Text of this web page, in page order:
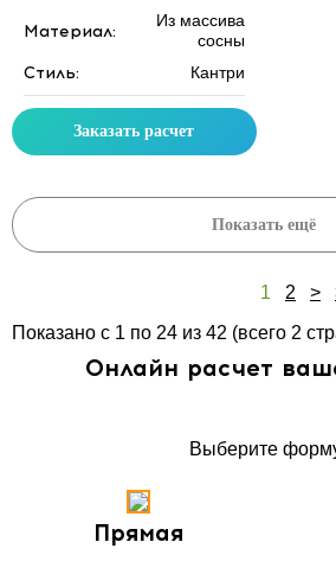
Материал:
Из массива
сосны
Стиль: Кантри
Заказать расчет
Показать ещё
1 2 >
Показано с 1 по 24 из 42 (всего 2
Онлайн расчет
Выберите
Прямая